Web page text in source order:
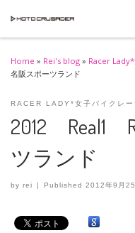
Skip to content
Home » Rei's blog » Racer
名阪スポーツランド
RACER LADY*女子バイクレー
2012 Real1
ツランド
by rei Published2012年9月25